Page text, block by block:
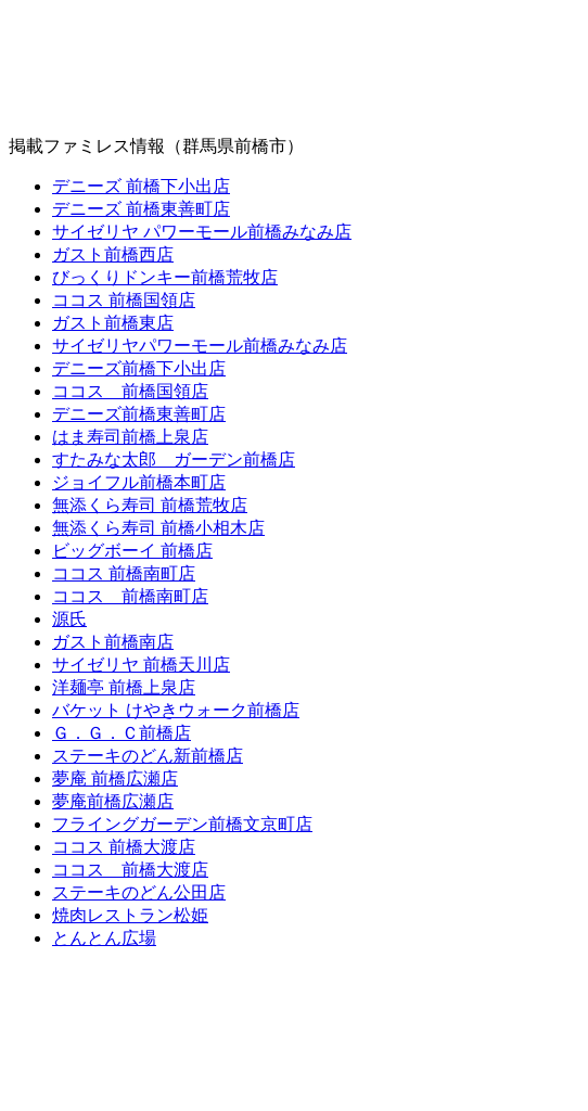
掲載ファミレス情報（群馬県前橋市）
デニーズ 前橋下小出店
デニーズ 前橋東善町店
サイゼリヤ パワーモール前橋みなみ店
ガスト前橋西店
びっくりドンキー前橋荒牧店
ココス 前橋国領店
ガスト前橋東店
サイゼリヤパワーモール前橋みなみ店
デニーズ前橋下小出店
ココス 前橋国領店
デニーズ前橋東善町店
はま寿司前橋上泉店
すたみな太郎 ガーデン前橋店
ジョイフル前橋本町店
無添くら寿司 前橋荒牧店
無添くら寿司 前橋小相木店
ビッグボーイ 前橋店
ココス 前橋南町店
ココス 前橋南町店
源氏
ガスト前橋南店
サイゼリヤ 前橋天川店
洋麺亭 前橋上泉店
バケット けやきウォーク前橋店
Ｇ．Ｇ．Ｃ前橋店
ステーキのどん新前橋店
夢庵 前橋広瀬店
夢庵前橋広瀬店
フライングガーデン前橋文京町店
ココス 前橋大渡店
ココス 前橋大渡店
ステーキのどん公田店
焼肉レストラン松姫
とんとん広場